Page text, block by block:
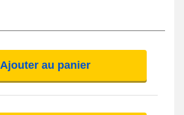
Ajouter au panier